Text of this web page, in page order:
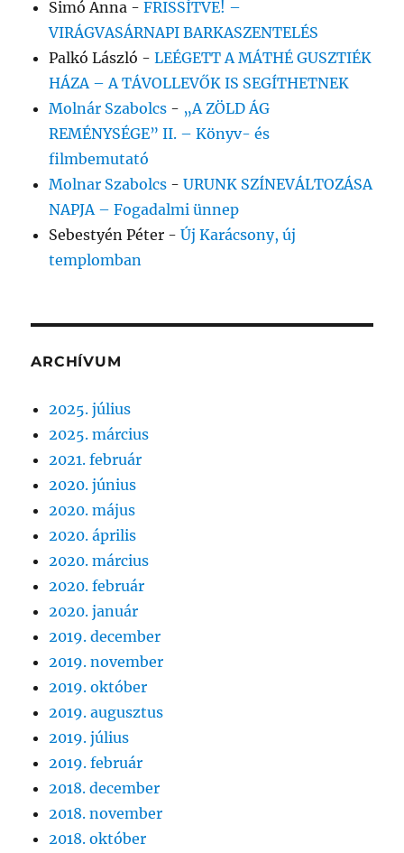
Simó Anna -FRISSÍTVE! –
VIRÁGVASÁRNAPI BARKASZENTELÉS
Palkó László -LEÉGETT A MÁTHÉ GUSZTIÉK
HÁZA – A TÁVOLLEVŐK IS SEGÍTHETNEK
Molnár Szabolcs - „A ZÖLD ÁG
REMÉNYSÉGE” II. – Könyv- és
filmbemutató
Molnar Szabolcs -URUNK SZÍNEVÁLTOZÁSA
NAPJA – Fogadalmi ünnep
Sebestyén Péter -Új Karácsony, új
templomban
ARCHÍVUM
2025. július
2025. március
2021. február
2020. június
2020. május
2020. április
2020. március
2020. február
2020. január
2019. december
2019. november
2019. október
2019. augusztus
2019. július
2019. február
2018. december
2018. november
2018. október